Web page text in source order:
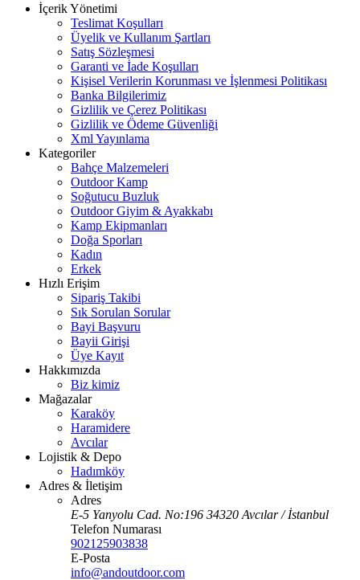
İçerik Yönetimi
Teslimat Koşulları
Üyelik ve Kullanım Şartları
Satış Sözleşmesi
Garanti ve İade Koşulları
Kişisel Verilerin Korunması ve İşlenmesi Politikası
Banka Bilgilerimiz
Gizlilik ve Çerez Politikası
Gizlilik ve Ödeme Güvenliği
Xml Yayınlama
Kategoriler
Bahçe Malzemeleri
Outdoor Kamp
Soğutucu Buzluk
Outdoor Giyim & Ayakkabı
Kamp Ekipmanları
Doğa Sporları
Kadın
Erkek
Hızlı Erişim
Sipariş Takibi
Sık Sorulan Sorular
Bayi Başvuru
Bayii Girişi
Üye Kayıt
Hakkımızda
Biz kimiz
Mağazalar
Karaköy
Haramidere
Avcılar
Lojistik & Depo
Hadımköy
Adres & İletişim
Adres
E-5 Yanyolu Cad. No:196 34320 Avcılar / İstanbul
Telefon Numarası
902125903838
E-Posta
info@andoutdoor.com